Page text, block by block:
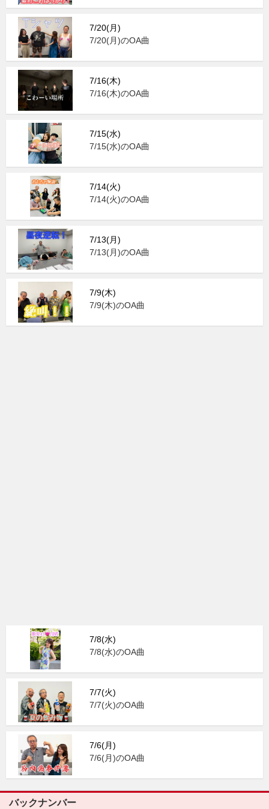
7/20(月)
7/20(月)のOA曲
7/16(木)
7/16(木)のOA曲
7/15(水)
7/15(水)のOA曲
7/14(火)
7/14(火)のOA曲
7/13(月)
7/13(月)のOA曲
7/9(木)
7/9(木)のOA曲
7/8(水)
7/8(水)のOA曲
7/7(火)
7/7(火)のOA曲
7/6(月)
7/6(月)のOA曲
バックナンバー